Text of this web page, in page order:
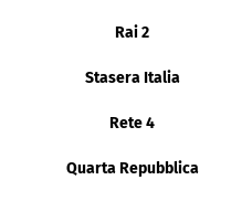
Rai 2
Stasera Italia
Rete 4
Quarta Repubblica